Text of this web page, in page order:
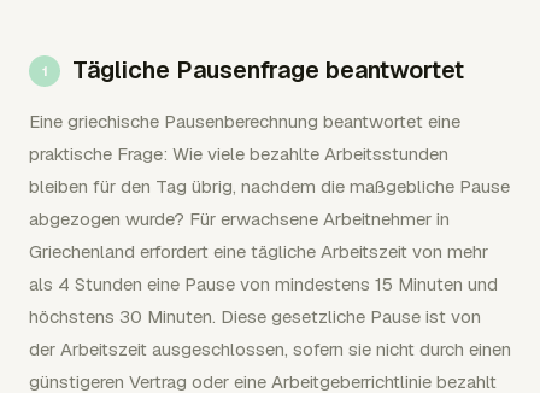
Tägliche Pausenfrage beantwortet
Eine griechische Pausenberechnung beantwortet eine
praktische Frage: Wie viele bezahlte Arbeitsstunden
bleiben für den Tag übrig, nachdem die maßgebliche Pause
abgezogen wurde? Für erwachsene Arbeitnehmer in
Griechenland erfordert eine tägliche Arbeitszeit von mehr
als 4 Stunden eine Pause von mindestens 15 Minuten und
höchstens 30 Minuten. Diese gesetzliche Pause ist von
der Arbeitszeit ausgeschlossen, sofern sie nicht durch einen
günstigeren Vertrag oder eine Arbeitgeberrichtlinie bezahlt